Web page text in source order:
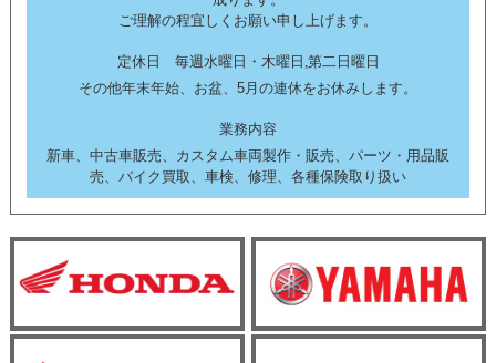
ご理解の程宜しくお願い申し上げます。
定休日 毎週水曜日・木曜日,第二日曜日
その他年末年始、お盆、5月の連休をお休みします。
業務内容
新車、中古車販売、カスタム車両製作・販売、パーツ・用品販
売、バイク買取、車検、修理、各種保険取り扱い